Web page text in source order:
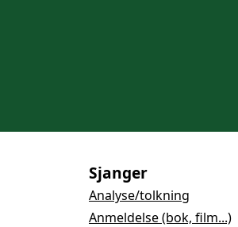
Sjanger
Analyse/tolkning
Anmeldelse (bok, film...)